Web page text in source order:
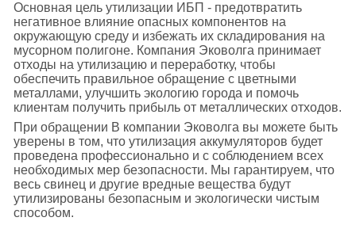
Основная цель утилизации ИБП - предотвратить
негативное влияние опасных компонентов на
окружающую среду и избежать их складирования на
мусорном полигоне. Компания Эковолга принимает
отходы на утилизацию и переработку, чтобы
обеспечить правильное обращение с цветными
металлами, улучшить экологию города и помочь
клиентам получить прибыль от металлических отходов.
При обращении В компании Эковолга вы можете быть
уверены в том, что утилизация аккумуляторов будет
проведена профессионально и с соблюдением всех
необходимых мер безопасности. Мы гарантируем, что
весь свинец и другие вредные вещества будут
утилизированы безопасным и экологически чистым
способом.